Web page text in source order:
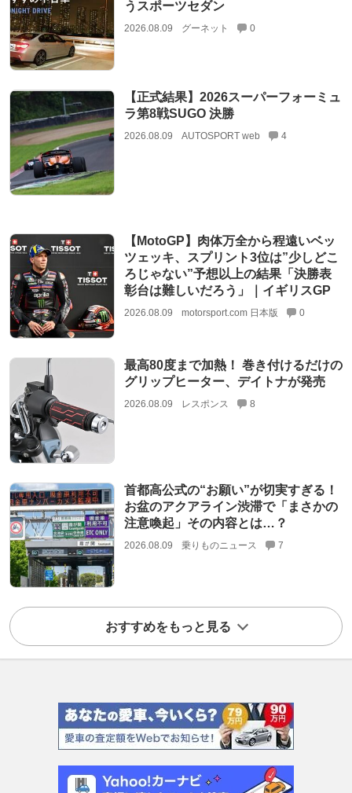
うスポーツセダン
2026.08.09 グーネット 0
【正式結果】2026スーパーフォーミュ
ラ第8戦SUGO 決勝
2026.08.09 AUTOSPORT web 4
【MotoGP】肉体万全から程遠いベッ
ツェッキ、スプリント3位は”少しどこ
ろじゃない”予想以上の結果「決勝表
彰台は難しいだろう」｜イギリスGP
2026.08.09 motorsport.com 日本版 0
最高80度まで加熱！ 巻き付けるだけの
グリップヒーター、デイトナが発売
2026.08.09 レスポンス 8
首都高公式の“お願い”が切実すぎる！
お盆のアクアライン渋滞で「まさかの
注意喚起」その内容とは…？
2026.08.09 乗りものニュース 7
おすすめをもっと見る